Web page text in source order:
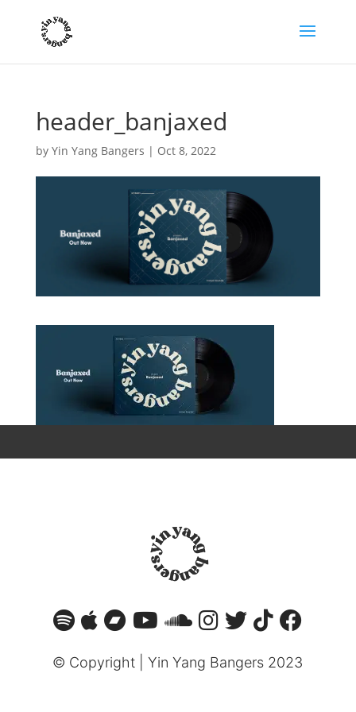
header_banjaxed
by Yin Yang Bangers | Oct 8, 2022
© Copyright | Yin Yang Bangers 2023